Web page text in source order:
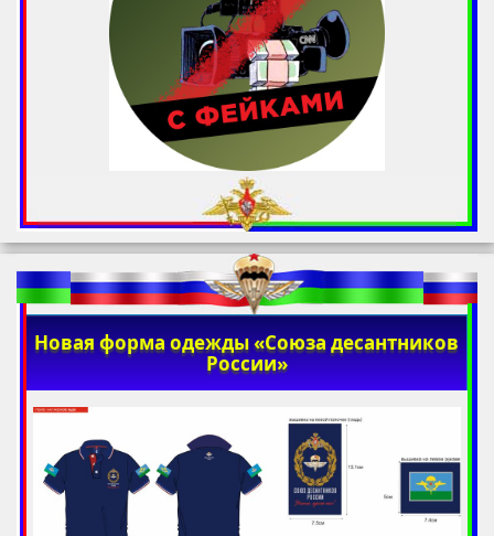
Новая форма одежды «Союза десантников
России»